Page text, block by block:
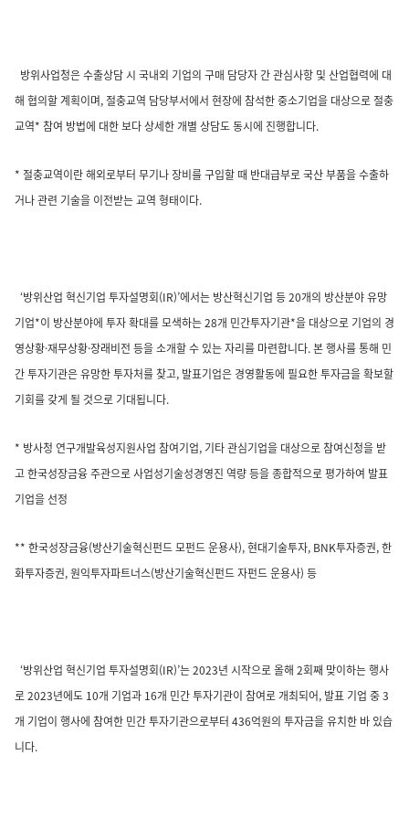
방위사업청은 수출상담 시 국내외 기업의 구매 담당자 간 관심사항 및 산업협력에 대
해 협의할 계획이며, 절충교역 담당부서에서 현장에 참석한 중소기업을 대상으로 절충
교역* 참여 방법에 대한 보다 상세한 개별 상담도 동시에 진행합니다.
* 절충교역이란 해외로부터 무기나 장비를 구입할 때 반대급부로 국산 부품을 수출하
거나 관련 기술을 이전받는 교역 형태이다.
‘방위산업 혁신기업 투자설명회(IR)’에서는 방산혁신기업 등 20개의 방산분야 유망
기업*이 방산분야에 투자 확대를 모색하는 28개 민간투자기관*을 대상으로 기업의 경
영상황·재무상황·장래비전 등을 소개할 수 있는 자리를 마련합니다. 본 행사를 통해 민
간 투자기관은 유망한 투자처를 찾고, 발표기업은 경영활동에 필요한 투자금을 확보할
기회를 갖게 될 것으로 기대됩니다.
* 방사청 연구개발육성지원사업 참여기업, 기타 관심기업을 대상으로 참여신청을 받
고 한국성장금융 주관으로 사업성기술성경영진 역량 등을 종합적으로 평가하여 발표
기업을 선정
** 한국성장금융(방산기술혁신펀드 모펀드 운용사), 현대기술투자, BNK투자증권, 한
화투자증권, 원익투자파트너스(방산기술혁신펀드 자펀드 운용사) 등
‘방위산업 혁신기업 투자설명회(IR)’는 2023년 시작으로 올해 2회째 맞이하는 행사
로 2023년에도 10개 기업과 16개 민간 투자기관이 참여로 개최되어, 발표 기업 중 3
개 기업이 행사에 참여한 민간 투자기관으로부터 436억원의 투자금을 유치한 바 있습
니다.